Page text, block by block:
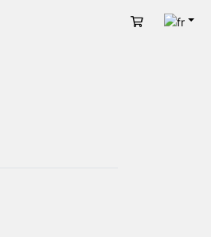
Panier